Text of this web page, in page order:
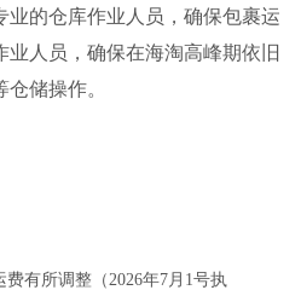
业的仓库作业人员，确保包裹运
人员，确保在海淘高峰期依旧
储操作。
有所调整（2026年7月1号执